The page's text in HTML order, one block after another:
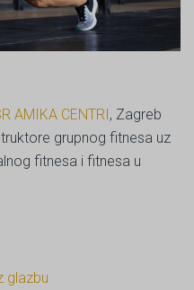
AMIKA CENTRI , Zagreb
grupnog fitnesa uz
fitnesa i fitnesa u
glazbu